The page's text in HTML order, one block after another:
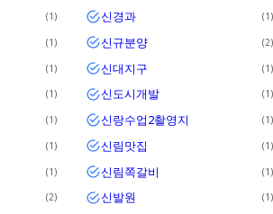
1 신경과 1
1 신규분양 2
1 신대지구 1
1 신도시개발 1
1 신랑수업2촬영지 1
1 신림맛집 1
1 신림쪽갈비 1
2 신발원 1